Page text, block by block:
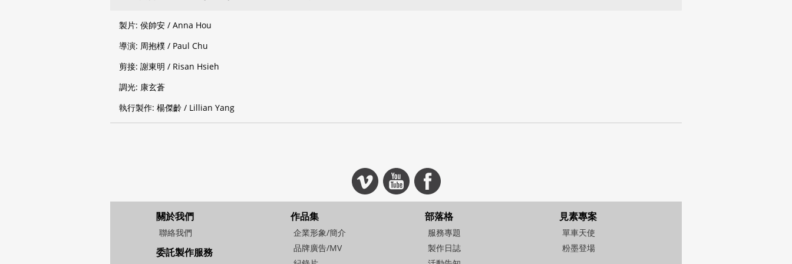
製片: 侯帥安 / Anna Hou
導演: 周抱樸 / Paul Chu
剪接: 謝東明 / Risan Hsieh
調光: 康玄蒼
執行製作: 楊傑齡 / Lillian Yang
關於我們
聯絡我們
委託製作服務
作品集
企業形象/簡介
品牌廣告/MV
部落格
服務專題
製作日誌
見素專案
單車天使
粉墨登場